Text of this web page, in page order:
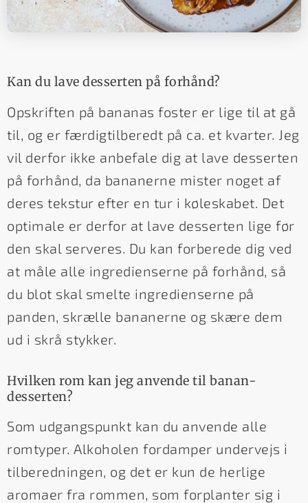
Kan du lave desserten på forhånd?
Opskriften på bananas foster er lige til at gå
til, og er færdigtilberedt på ca. et kvarter. Jeg
vil derfor ikke anbefale dig at lave desserten
på forhånd, da bananerne mister noget af
deres tekstur efter en tur i køleskabet. Det
optimale er derfor at lave desserten lige før
den skal serveres. Du kan forberede dig ved
at måle alle ingredienserne på forhånd, så
du blot skal smelte ingredienserne på
panden, skrælle bananerne og skære dem
ud i skrå stykker.
Hvilken rom kan jeg anvende til banan-
desserten?
Som udgangspunkt kan du anvende alle
romtyper. Alkoholen fordamper undervejs i
tilberedningen, og det er kun de herlige
aromaer fra rommen, som forplanter sig i